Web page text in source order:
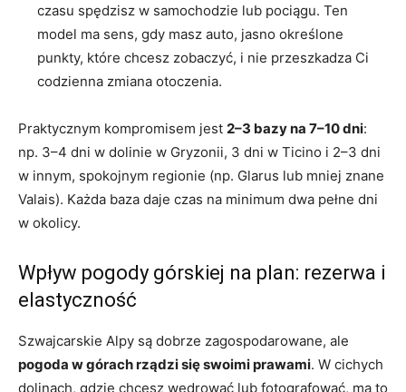
czasu spędzisz w samochodzie lub pociągu. Ten
model ma sens, gdy masz auto, jasno określone
punkty, które chcesz zobaczyć, i nie przeszkadza Ci
codzienna zmiana otoczenia.
Praktycznym kompromisem jest 2–3 bazy na 7–10 dni:
np. 3–4 dni w dolinie w Gryzonii, 3 dni w Ticino i 2–3 dni
w innym, spokojnym regionie (np. Glarus lub mniej znane
Valais). Każda baza daje czas na minimum dwa pełne dni
w okolicy.
Wpływ pogody górskiej na plan: rezerwa i
elastyczność
Szwajcarskie Alpy są dobrze zagospodarowane, ale
pogoda w górach rządzi się swoimi prawami. W cichych
dolinach, gdzie chcesz wędrować lub fotografować, ma to